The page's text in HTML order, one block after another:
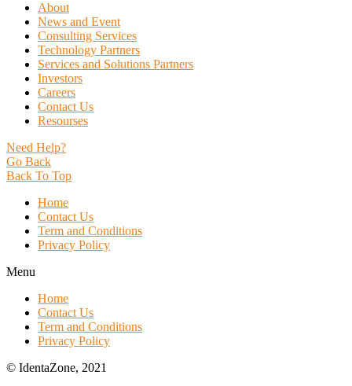
About
News and Event
Consulting Services
Technology Partners
Services and Solutions Partners
Investors
Careers
Contact Us
Resourses
Need Help?
Go Back
Back To Top
Home
Contact Us
Term and Conditions
Privacy Policy
Menu
Home
Contact Us
Term and Conditions
Privacy Policy
© IdentaZone, 2021